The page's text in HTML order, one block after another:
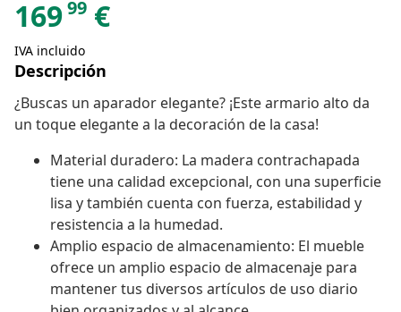
16999 €
IVA incluido
Descripción
¿Buscas un aparador elegante? ¡Este armario alto da
un toque elegante a la decoración de la casa!
Material duradero: La madera contrachapada
tiene una calidad excepcional, con una superficie
lisa y también cuenta con fuerza, estabilidad y
resistencia a la humedad.
Amplio espacio de almacenamiento: El mueble
ofrece un amplio espacio de almacenaje para
mantener tus diversos artículos de uso diario